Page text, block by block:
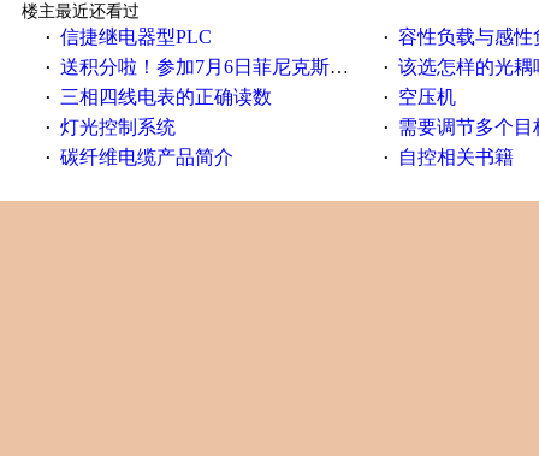
楼主最近还看过
· 信捷继电器型PLC · 容性负载与感性负
· 送积分啦！参加7月6日菲尼克斯在线研讨会即得 · 该选怎样的光耦
· 三相四线电表的正确读数 · 空压机
· 灯光控制系统 · 需要调节多个目标
· 碳纤维电缆产品简介 · 自控相关书籍